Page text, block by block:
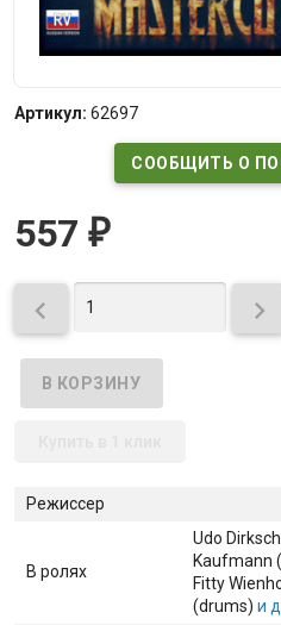
Артикул: 62697
СООБЩИТЬ О
557 ₽
 
Режиссер
В ролях
Udo
Kaufmann
Fitty
(drums) и